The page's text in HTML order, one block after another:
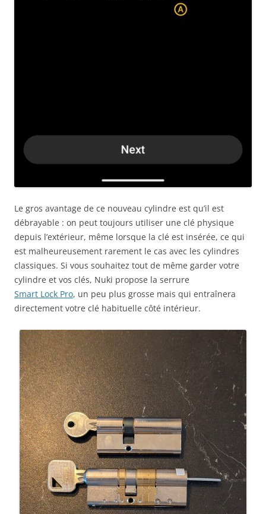
Le gros avantage de ce nouveau cylindre est qu’il est
débrayable : on peut toujours utiliser une clé physique
depuis l’extérieur, même lorsque la clé est insérée, ce qui
est malheureusement rarement le cas avec les cylindres
classiques. Si vous souhaitez tout de même garder votre
cylindre et vos clés, Nuki propose la serrure
Smart Lock Pro, un peu plus grosse mais qui entraînera
directement votre clé habituelle côté intérieur.